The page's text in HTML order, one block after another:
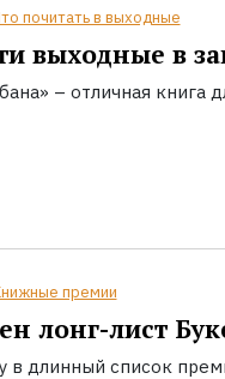
почитать в выходные
выходные в
– отличная книга
премии
лонг-лист
в длинный список